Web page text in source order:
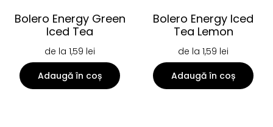
Bolero Energy Green
Iced Tea
de la 1,59 lei
Adaugă în coș
Bolero Energy Iced
Tea Lemon
de la 1,59 lei
Adaugă în coș